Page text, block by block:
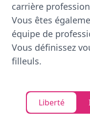
carrière
Vous êtes
équipe de
Vous définissez
filleuls.
Liberté